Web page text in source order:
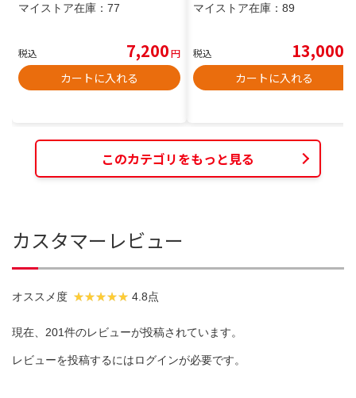
マイストア在庫： 77
税込 7,200円
カートに入れる
マイストア在庫： 89
税込 13,000
カートに入れる
このカテゴリをもっと見る
カスタマーレビュー
オススメ度 4.8点
現在、201件のレビューが投稿されています。
レビューを投稿するにはログインが必要です。